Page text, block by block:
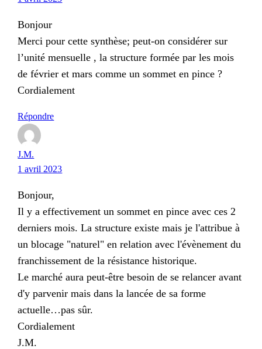
Bonjour
Merci pour cette synthèse; peut-on considérer sur
l’unité mensuelle , la structure formée par les mois
de février et mars comme un sommet en pince ?
Cordialement
Répondre
J.M.
1 avril 2023
Bonjour,
Il y a effectivement un sommet en pince avec ces 2
derniers mois. La structure existe mais je l'attribue à
un blocage "naturel" en relation avec l'évènement du
franchissement de la résistance historique.
Le marché aura peut-être besoin de se relancer avant
d'y parvenir mais dans la lancée de sa forme
actuelle…pas sûr.
Cordialement
J.M.